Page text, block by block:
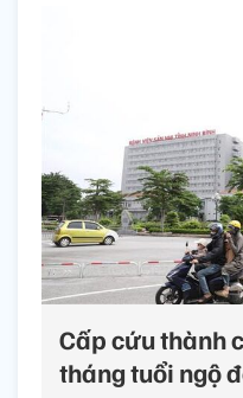
Cấp cứu thành
tháng tuổi ngộ